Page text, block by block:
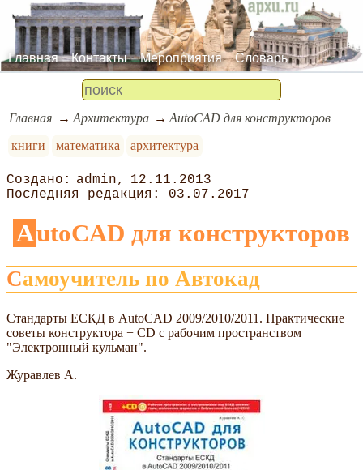
Главная Контакты Мероприятия Словарь
Главная Архитектура
AutoCAD для конструкторов
книги
математика архитектура
admin
12.11.2013
03.07.2017
AutoCAD для конструкторов
Самоучитель по Автокад
Стандарты ЕСКД в AutoCAD 2009/2010/2011. Практические
советы конструктора + CD с рабочим пространством
"Электронный кульман".
Журавлев А.